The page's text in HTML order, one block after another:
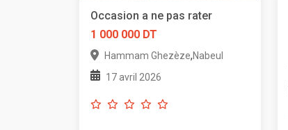
Occasion a ne pas rater
1 000 000 DT
Hammam Ghezèze,Nabeul
17 avril 2026